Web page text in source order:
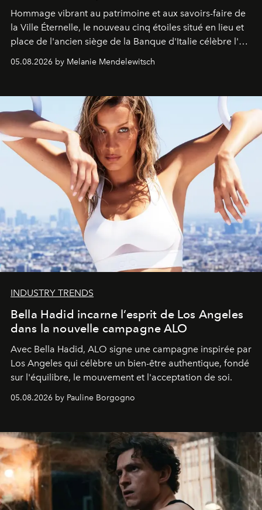
Hommage vibrant au patrimoine et aux savoirs-faire de
la Ville Éternelle, le nouveau cinq étoiles situé en lieu et
place de l'ancien siège de la Banque d'Italie célèbre l'art
de vivre Romain dans toute son élégance intemporelle.
05.08.2026 by Melanie Mendelewitsch
INDUSTRY TRENDS
Bella Hadid incarne l’esprit de Los Angeles
dans la nouvelle campagne ALO
Avec Bella Hadid, ALO signe une campagne inspirée par
Los Angeles qui célèbre un bien-être authentique, fondé
sur l'équilibre, le mouvement et l'acceptation de soi.
05.08.2026 by Pauline Borgogno